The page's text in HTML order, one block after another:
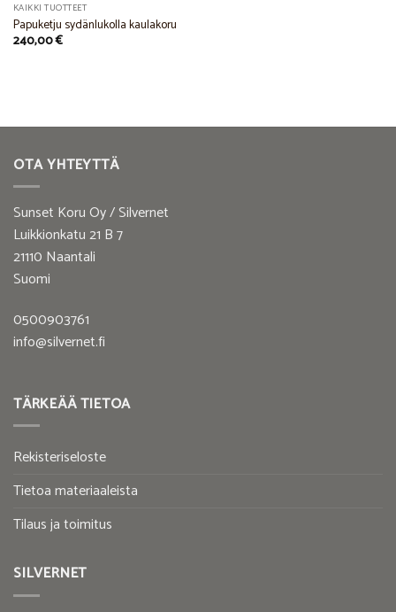
KAIKKI TUOTTEET
Papuketju sydänlukolla kaulakoru
240,00€
OTA YHTEYTTÄ
Sunset Koru Oy / Silvernet
Luikkionkatu 21 B 7
21110 Naantali
Suomi
0500903761
info@silvernet.fi
TÄRKEÄÄ TIETOA
Rekisteriseloste
Tietoa materiaaleista
Tilaus ja toimitus
SILVERNET